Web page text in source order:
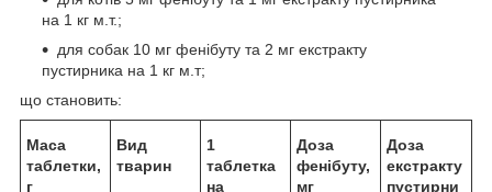
на 1 кг м.т.;
для собак 10 мг фенібуту та 2 мг екстракту
пустирника на 1 кг м.т;
що становить:
Маса
таблетки,
г
Вид
тварин
1
таблетка
на
Доза
фенібуту,
мг
Доза
екстракту
пустирни